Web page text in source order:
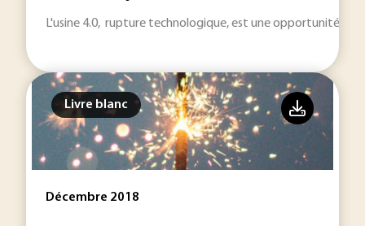
L'usine 4.0, rupture technologique, est une opportunité
Livre blanc
Décembre 2018